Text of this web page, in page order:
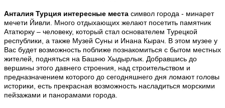
Анталия Турция интересные места символ города - минарет
мечети Йивли. Много отдыхающих желают посетить памятник
Ататюрку – человеку, который стал основателем Турецкой
республики, а также Музей Суны и Инана Кырач. В этом музее у
Вас будет возможность поближе познакомиться с бытом местных
жителей, подняться на Башню Хыдырлык. Добравшись до
вершины этого давнего строения, над строительством и
предназначением которого до сегодняшнего дня ломают головы
историки, есть прекрасная возможность насладиться морскими
пейзажами и панорамами города.